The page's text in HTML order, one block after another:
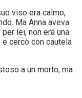
viso era calmo,
Ma Anna aveva
lei, non era una
e cercò con cautela
a un morto, ma